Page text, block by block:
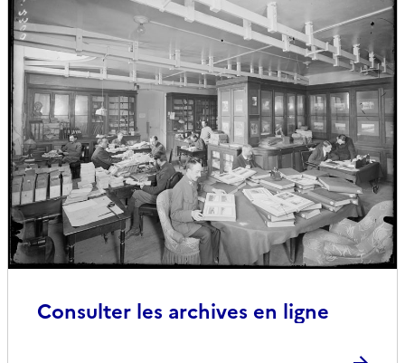
Consulter les archives en ligne